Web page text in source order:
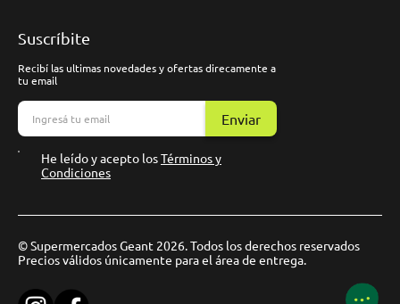
Suscríbite
Recibí las ultimas novedades y ofertas direcamente a
tu email
Enviar
He leído y acepto losTérminos y
Condiciones
© Supermercados Geant 2026. Todos los derechos reservados
Precios válidos únicamente para el área de entrega.